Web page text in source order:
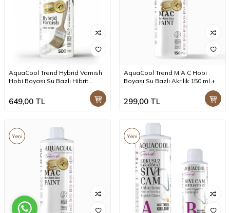
AquaCool Trend Hybrid Varnish
Hobi Boyası Su Bazlı Hibrit
649,00 TL
AquaCool Trend M.A.C Hobi
Boyası Su Bazlı Akrilik 150 ml +
299,00 TL
Yeni Yeni